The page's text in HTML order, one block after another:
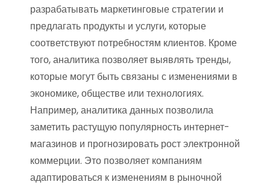
разрабатывать маркетинговые стратегии и
предлагать продукты и услуги, которые
соответствуют потребностям клиентов. Кроме
того, аналитика позволяет выявлять тренды,
которые могут быть связаны с изменениями в
экономике, обществе или технологиях.
Например, аналитика данных позволила
заметить растущую популярность интернет-
магазинов и прогнозировать рост электронной
коммерции. Это позволяет компаниям
адаптироваться к изменениям в рыночной